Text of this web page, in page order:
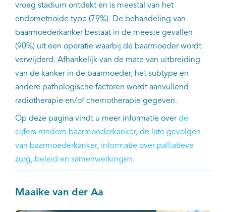
vroeg stadium ontdekt en is meestal van het
endometrioide type (79%). De behandeling van
baarmoederkanker bestaat in de meeste gevallen
(90%) uit een operatie waarbij de baarmoeder wordt
verwijderd. Afhankelijk van de mate van uitbreiding
van de kanker in de baarmoeder, het subtype en
andere pathologische factoren wordt aanvullend
radiotherapie en/of chemotherapie gegeven.
Op deze pagina vindt u meer informatie overde
cijfers rondom baarmoederkanker, de late gevolgen
van baarmoederkanker, informatie over palliatieve
zorg, beleid en samenwerkingen.
Maaike van der Aa